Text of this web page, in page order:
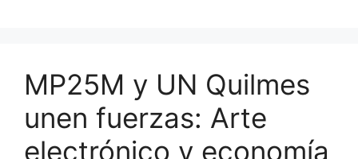
MP25M y UN Quilmes
unen fuerzas: Arte
electrónico y economía